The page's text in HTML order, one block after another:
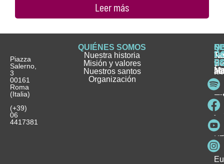
Leer más
Piazza
Salerno,
3
00161
Roma
(Italia)
(+39)
06
4417381
QUIÉNES SOMOS
Nuestra historia
Misión y valores
Nuestros santos
Organización
e
y
y